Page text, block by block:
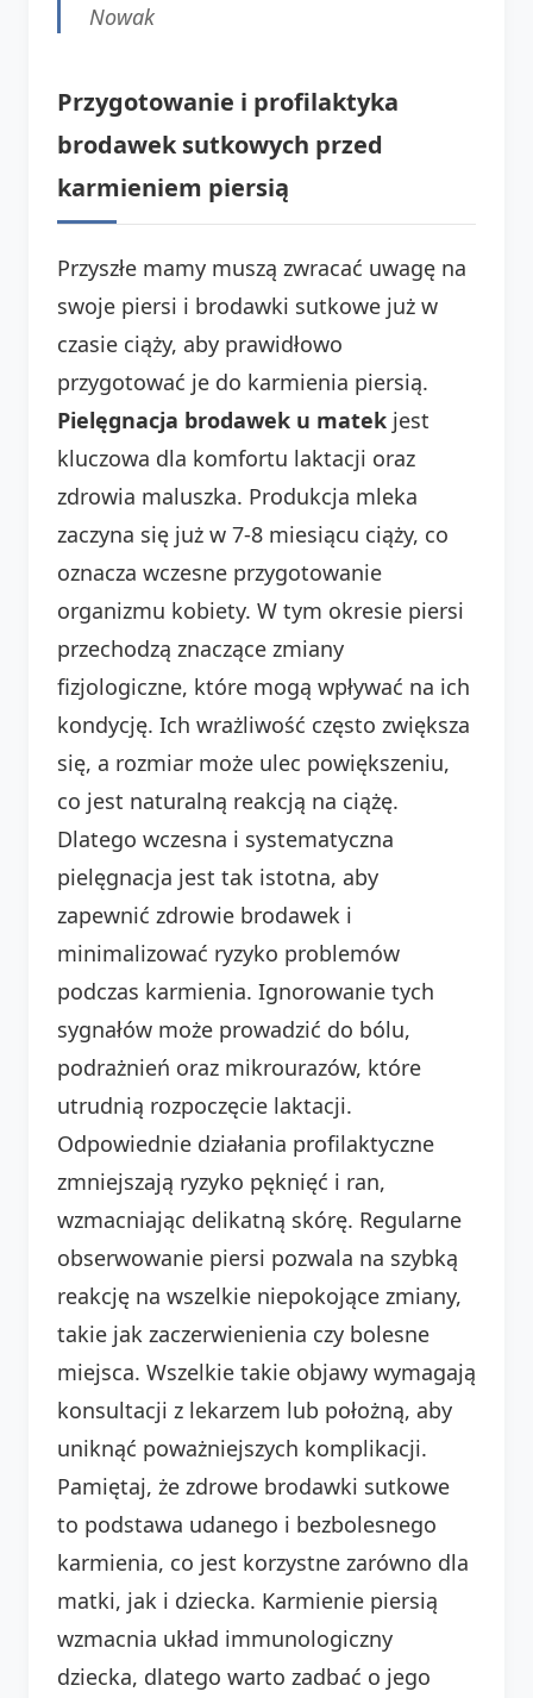
Nowak
Przygotowanie i profilaktyka
brodawek sutkowych przed
karmieniem piersią
Przyszłe mamy muszą zwracać uwagę na
swoje piersi i brodawki sutkowe już w
czasie ciąży, aby prawidłowo
przygotować je do karmienia piersią.
Pielęgnacja brodawek u matek jest
kluczowa dla komfortu laktacji oraz
zdrowia maluszka. Produkcja mleka
zaczyna się już w 7-8 miesiącu ciąży, co
oznacza wczesne przygotowanie
organizmu kobiety. W tym okresie piersi
przechodzą znaczące zmiany
fizjologiczne, które mogą wpływać na ich
kondycję. Ich wrażliwość często zwiększa
się, a rozmiar może ulec powiększeniu,
co jest naturalną reakcją na ciążę.
Dlatego wczesna i systematyczna
pielęgnacja jest tak istotna, aby
zapewnić zdrowie brodawek i
minimalizować ryzyko problemów
podczas karmienia. Ignorowanie tych
sygnałów może prowadzić do bólu,
podrażnień oraz mikrourazów, które
utrudnią rozpoczęcie laktacji.
Odpowiednie działania profilaktyczne
zmniejszają ryzyko pęknięć i ran,
wzmacniając delikatną skórę. Regularne
obserwowanie piersi pozwala na szybką
reakcję na wszelkie niepokojące zmiany,
takie jak zaczerwienienia czy bolesne
miejsca. Wszelkie takie objawy wymagają
konsultacji z lekarzem lub położną, aby
uniknąć poważniejszych komplikacji.
Pamiętaj, że zdrowe brodawki sutkowe
to podstawa udanego i bezbolesnego
karmienia, co jest korzystne zarówno dla
matki, jak i dziecka. Karmienie piersią
wzmacnia układ immunologiczny
dziecka, dlatego warto zadbać o jego